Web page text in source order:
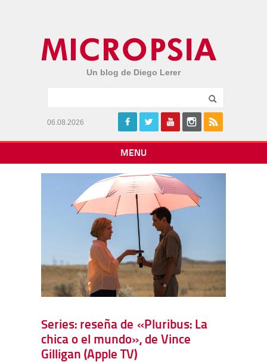
Un blog de Diego Lerer
06.08.2026
MENU
Series: reseña de «Pluribus: La
chica o el mundo», de Vince
Gilligan (Apple TV)